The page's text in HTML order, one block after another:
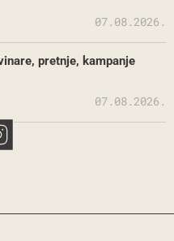
07.08.2026.
pretnje, kampanje
07.08.2026.